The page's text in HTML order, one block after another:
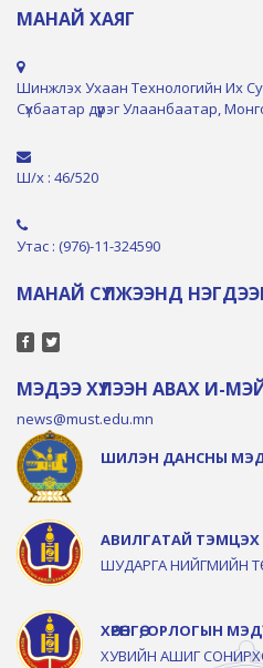
МАНАЙ ХАЯГ
Шинжлэх Ухаан Технологийн Их
Сүхбаатар дүүрэг Улаанбаатар,
Ш/х : 46/520
Утас : (976)-11-324590
МАНАЙ СҮЛЖЭЭНД
МЭДЭЭ ХҮЛЭЭН АВАХ И-
news@must.edu.mn
ШИЛЭН ДАНСНЫ
АВИЛГАТАЙ ТЭМЦЭХ
ШУДАРГА НИЙГМИЙН
ХӨРӨНГӨ, ОРЛОГЫН
ХУВИЙН АШИГ